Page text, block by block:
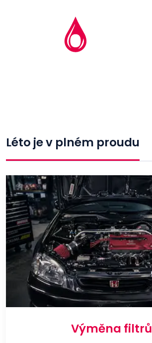
Léto je v plném proudu
Výměna filtrů